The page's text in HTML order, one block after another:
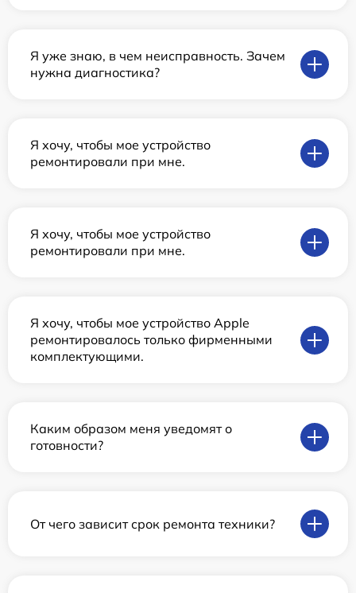
Я уже знаю, в чем неисправность. Зачем
нужна диагностика?
Я хочу, чтобы мое устройство
ремонтировали при мне.
Я хочу, чтобы мое устройство
ремонтировали при мне.
Я хочу, чтобы мое устройство Apple
ремонтировалось только фирменными
комплектующими.
Каким образом меня уведомят о
готовности?
От чего зависит срок ремонта техники?